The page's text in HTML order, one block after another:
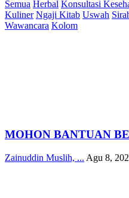
Semua Herbal Konsultasi
Kuliner Ngaji Kitab Uswah
Wawancara Kolom
MOHON BANTUAN
Zainuddin Muslih, ... Agu 8,